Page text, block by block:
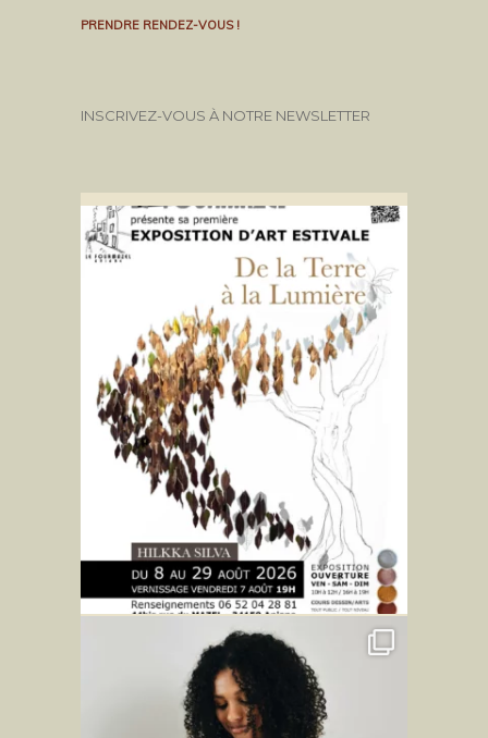
PRENDRE RENDEZ-VOUS !
INSCRIVEZ-VOUS À NOTRE NEWSLETTER